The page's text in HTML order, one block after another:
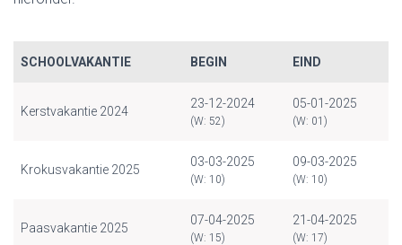
SCHOOLVAKANTIE BEGIN EIND
Kerstvakantie 2024
23-12-2024
(W: 52)
05-01-2025
(W: 01)
Krokusvakantie 2025
03-03-2025
(W: 10)
09-03-2025
(W: 10)
Paasvakantie 2025
07-04-2025
(W: 15)
21-04-2025
(W: 17)